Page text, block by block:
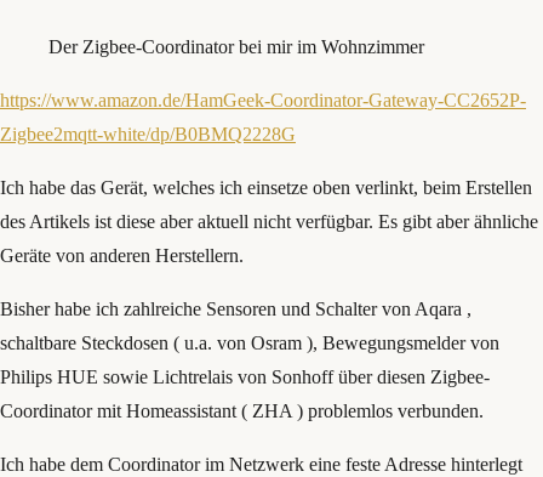
Der Zigbee-Coordinator bei mir im Wohnzimmer
https://www.amazon.de/HamGeek-Coordinator-Gateway-CC2652P-
Zigbee2mqtt-white/dp/B0BMQ2228G
Ich habe das Gerät, welches ich einsetze oben verlinkt, beim Erstellen
des Artikels ist diese aber aktuell nicht verfügbar. Es gibt aber ähnliche
Geräte von anderen Herstellern.
Bisher habe ich zahlreiche Sensoren und Schalter von Aqara ,
schaltbare Steckdosen ( u.a. von Osram ), Bewegungsmelder von
Philips HUE sowie Lichtrelais von Sonhoff über diesen Zigbee-
Coordinator mit Homeassistant ( ZHA ) problemlos verbunden.
Ich habe dem Coordinator im Netzwerk eine feste Adresse hinterlegt